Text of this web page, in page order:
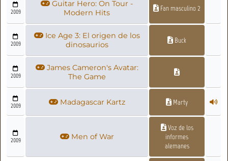
2009
Guitar Hero: On Tour -
Modern Hits
Fan masculino 2
2009
Ice Age 3: El origen de los
dinosaurios
Buck
2009
James Cameron's Avatar:
The Game
2009 Madagascar Kartz Marty
2009 Men of War
Voz de los
informes
alemanes